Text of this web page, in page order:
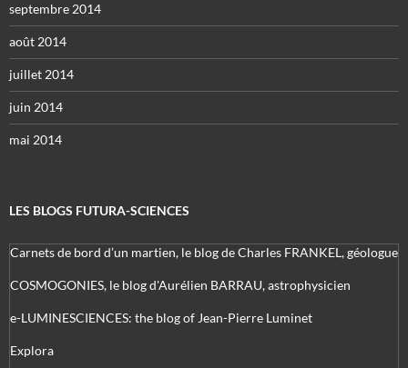
septembre 2014
août 2014
juillet 2014
juin 2014
mai 2014
LES BLOGS FUTURA-SCIENCES
Carnets de bord d’un martien, le blog de Charles FRANKEL, géologue
COSMOGONIES, le blog d'Aurélien BARRAU, astrophysicien
e-LUMINESCIENCES: the blog of Jean-Pierre Luminet
Explora